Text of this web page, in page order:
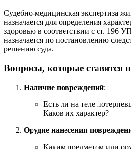
Судебно-медицинская экспертиза
назначается для определения
здоровью в соответствии с ст. 196
назначается по постановлению
решению суда.
Вопросы, которые ставятся
Наличие повреждений:
Есть ли на теле
Каков их характер?
Орудие нанесения
Каким предметом или